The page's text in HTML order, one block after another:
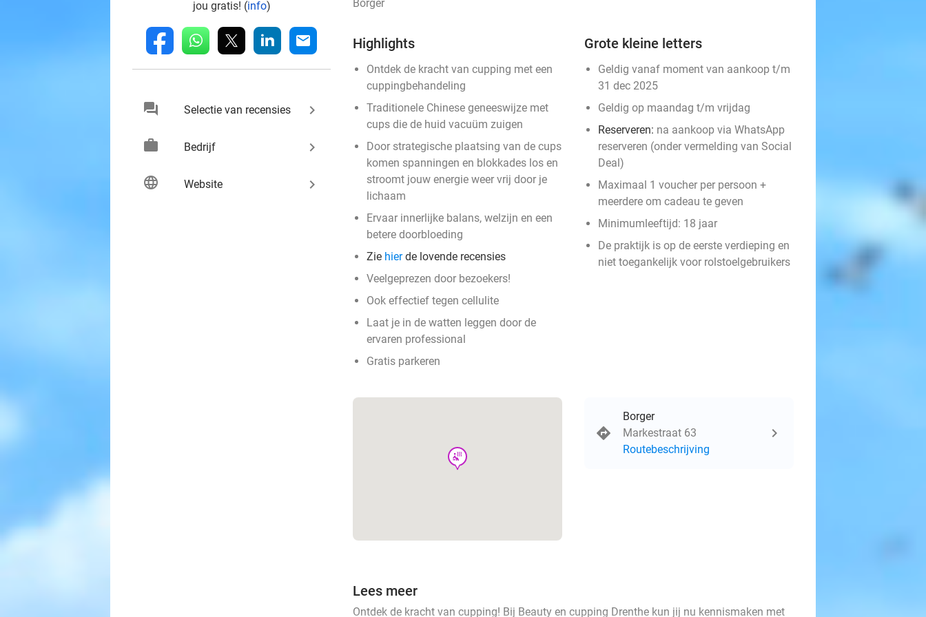
jou gratis! (info)
fb whatsapp linkedin mail
chat Selectie van recensies keyboard_arrow_right
work Bedrijf keyboard_arrow_right
language Website keyboard_arrow_right
Borger
Highlights
Ontdek de kracht van cupping met een
cuppingbehandeling
Traditionele Chinese geneeswijze met
cups die de huid vacuüm zuigen
Door strategische plaatsing van de cups
komen spanningen en blokkades los en
stroomt jouw energie weer vrij door je
lichaam
Ervaar innerlijke balans, welzijn en een
betere doorbloeding
Zie hierde lovende recensies
Veelgeprezen door bezoekers!
Ook effectief tegen cellulite
Laat je in de watten leggen door de
ervaren professional
Gratis parkeren
Grote kleine letters
Geldig vanaf moment van aankoop t/m
31 dec 2025
Geldig op maandag t/m vrijdag
Reserveren: na aankoop via WhatsApp
reserveren (onder vermelding van Social
Deal)
Maximaal 1 voucher per persoon +
meerdere om cadeau te geven
Minimumleeftijd: 18 jaar
De praktijk is op de eerste verdieping en
niet toegankelijk voor rolstoelgebruikers
wellness
Borger
Markestraat 63
Routebeschrijving
Lees meer
Ontdek de kracht van cupping! Bij Beauty en cupping Drenthe kun jij nu kennismaken met